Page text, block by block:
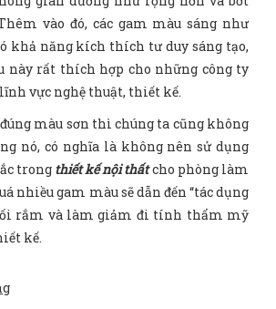
vào đó, các gam màu sáng như
khả năng kích thích tư duy sáng tạo,
này rất thích hợp cho những công ty
vực nghệ thuật, thiết kế.
màu sơn thì chúng ta cũng không
nó, có nghĩa là không nên sử dụng
trong thiết kế nội thấtcho phòng làm
nhiều gam màu sẽ dẫn đến “tác dụng
rắm và làm giảm đi tính thẩm mỹ
kế.